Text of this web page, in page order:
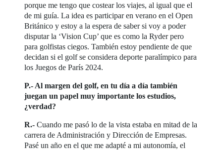
porque me tengo que costear los viajes, al igual que el
de mi guía. La idea es participar en verano en el Open
Británico y estoy a la espera de saber si voy a poder
disputar la ‘Vision Cup’ que es como la Ryder pero
para golfistas ciegos. También estoy pendiente de que
decidan si el golf se considera deporte paralímpico para
los Juegos de París 2024.
P.- Al margen del golf, en tu día a día también
juegan un papel muy importante los estudios,
¿verdad?
R.- Cuando me pasó lo de la vista estaba en mitad de la
carrera de Administración y Dirección de Empresas.
Pasé un año en el que me adapté a mi autonomía, el